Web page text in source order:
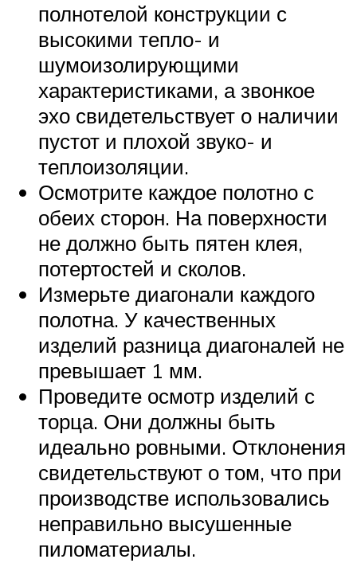
полнотелой конструкции с
высокими тепло- и
шумоизолирующими
характеристиками, а звонкое
эхо свидетельствует о наличии
пустот и плохой звуко- и
теплоизоляции.
Осмотрите каждое полотно с
обеих сторон. На поверхности
не должно быть пятен клея,
потертостей и сколов.
Измерьте диагонали каждого
полотна. У качественных
изделий разница диагоналей не
превышает 1 мм.
Проведите осмотр изделий с
торца. Они должны быть
идеально ровными. Отклонения
свидетельствуют о том, что при
производстве использовались
неправильно высушенные
пиломатериалы.